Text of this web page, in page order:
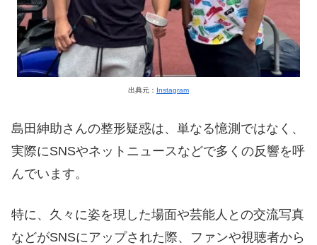
出典元： Instagram
島田紳助さんの整形疑惑は、単なる憶測ではなく、
実際にSNSやネットニュースなどで多くの反響を呼
んでいます。
特に、久々に姿を現した場面や芸能人との交流写真
などがSNSにアップされた際、ファンや視聴者から